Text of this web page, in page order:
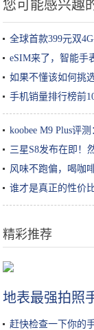
您可能感兴趣
全球首款399元双
eSIM来了，智能手
如果不懂该如何挑
的!
手机销量排行榜前
koobee M9 Plus评
三星S8发布在即！
风味不跑偏，喝咖
谁才是真正的性价
精彩推荐
地表最强拍照
赶快检查一下你的